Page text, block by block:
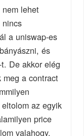
lehet
a uniswap-es
és
De akkor elég
a contract
az egyik
price
valahogy.